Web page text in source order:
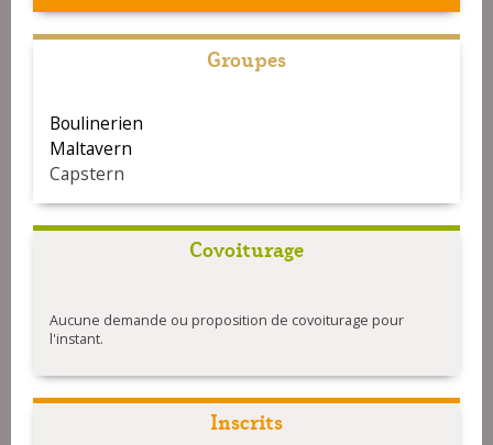
Groupes
Boulinerien
Maltavern
Capstern
Covoiturage
Aucune demande ou proposition de covoiturage pour
l'instant.
Inscrits